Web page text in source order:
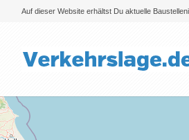
Auf dieser Website erhältst Du aktuelle